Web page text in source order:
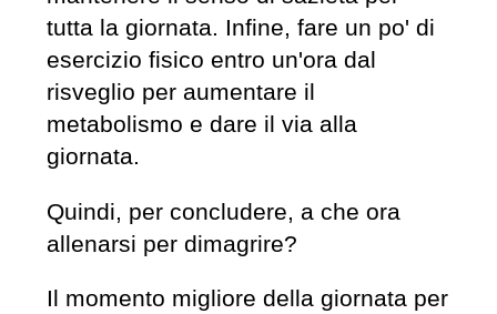
tutta la giornata. Infine, fare un po' di
esercizio fisico entro un'ora dal
risveglio per aumentare il
metabolismo e dare il via alla
giornata.
Quindi, per concludere, a che ora
allenarsi per dimagrire?
Il momento migliore della giornata per